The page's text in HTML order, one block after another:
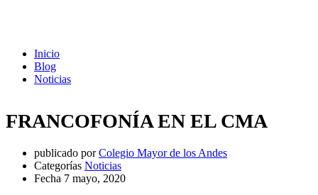
Inicio
Blog
Noticias
FRANCOFONÍA EN EL CMA
publicado por Colegio Mayor de los Andes
Categorías Noticias
Fecha 7 mayo, 2020